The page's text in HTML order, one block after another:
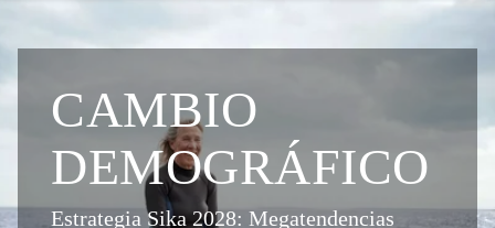
CAMBIO
DEMOGRÁFICO
Estrategia Sika 2028: Megatendencias